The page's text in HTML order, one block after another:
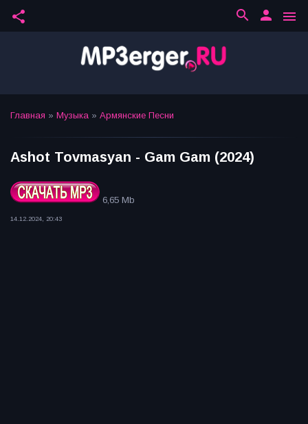
share menu
person
search
Главная » Музыка » Армянские Песни
Ashot Tovmasyan - Gam Gam (2024)
6,65 Mb
14.12.2024, 20:43